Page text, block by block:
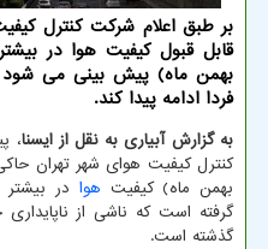
بر طبق اعلام شرکت کنترل
بهمن ماه) پیش بینی می شود
فردا ادامه پیدا کند.
به گزارش آبیاری به نقل از ایسنا،
بهمن ماه) کیفیت هوا در
گرفته است که ناشی از
گذشته است.